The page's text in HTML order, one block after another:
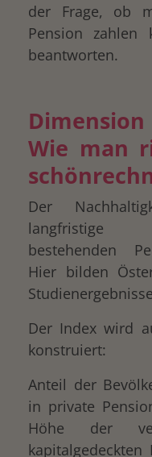
der Frage, ob
Pension
beantworten.
Wie man
Der
langfristige
bestehenden
Hier bilden
Der Index wird
konstruiert:
Anteil der
in private
Höhe der
kapitalgedeckten